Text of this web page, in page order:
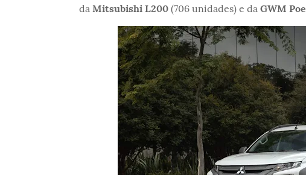
da Mitsubishi L200(706 unidades) e da GWM